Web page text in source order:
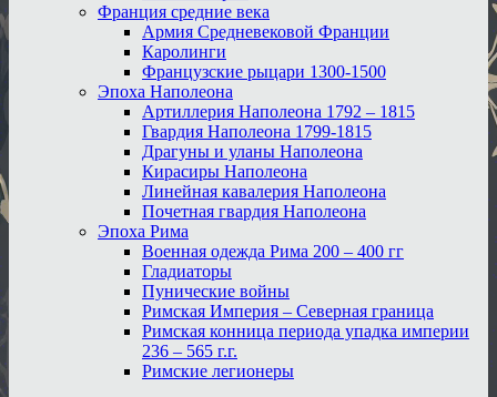
Франция средние века
Армия Средневековой Франции
Каролинги
Французские рыцари 1300-1500
Эпоха Наполеона
Артиллерия Наполеона 1792 – 1815
Гвардия Наполеона 1799-1815
Драгуны и уланы Наполеона
Кирасиры Наполеона
Линейная кавалерия Наполеона
Почетная гвардия Наполеона
Эпоха Рима
Военная одежда Рима 200 – 400 гг
Гладиаторы
Пунические войны
Римская Империя – Северная граница
Римская конница периода упадка империи
236 – 565 г.г.
Римские легионеры